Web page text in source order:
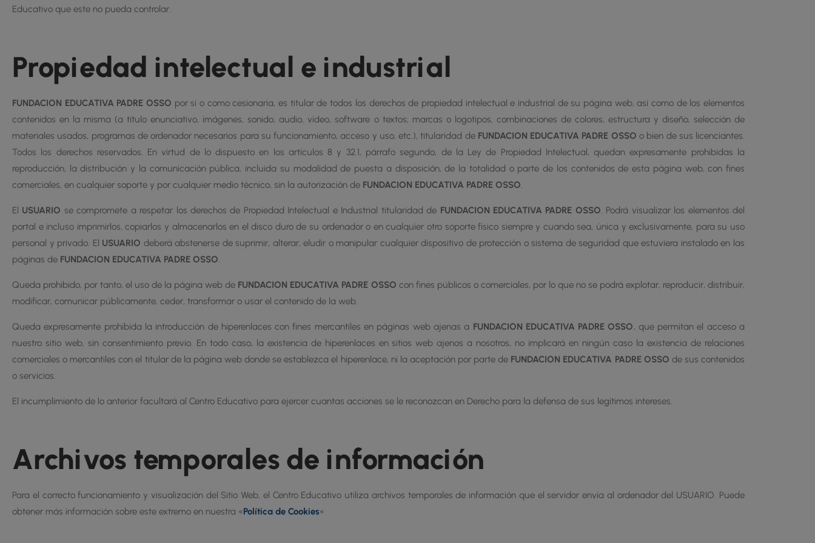
Educativo que este no pueda controlar.
Propiedad intelectual e industrial
FUNDACION EDUCATIVA PADRE OSSO por sí o como cesionaria, es titular de todos los derechos de propiedad intelectual e industrial de su página web, así como de los elementos
contenidos en la misma (a título enunciativo, imágenes, sonido, audio, vídeo, software o textos; marcas o logotipos, combinaciones de colores, estructura y diseño, selección de
materiales usados, programas de ordenador necesarios para su funcionamiento, acceso y uso, etc.), titularidad de FUNDACION EDUCATIVA PADRE OSSO o bien de sus licenciantes.
Todos los derechos reservados. En virtud de lo dispuesto en los artículos 8 y 32.1, párrafo segundo, de la Ley de Propiedad Intelectual, quedan expresamente prohibidas la
reproducción, la distribución y la comunicación pública, incluida su modalidad de puesta a disposición, de la totalidad o parte de los contenidos de esta página web, con fines
comerciales, en cualquier soporte y por cualquier medio técnico, sin la autorización de FUNDACION EDUCATIVA PADRE OSSO
El USUARIO se compromete a respetar los derechos de Propiedad Intelectual e Industrial titularidad de FUNDACION EDUCATIVA PADRE OSSO . Podrá visualizar los elementos del
portal e incluso imprimirlos, copiarlos y almacenarlos en el disco duro de su ordenador o en cualquier otro soporte físico siempre y cuando sea, única y exclusivamente, para su uso
personal y privado. El USUARIO deberá abstenerse de suprimir, alterar, eludir o manipular cualquier dispositivo de protección o sistema de seguridad que estuviera instalado en las
páginas de FUNDACION EDUCATIVA PADRE OSSO
Queda prohibido, por tanto, el uso de la página web de FUNDACION EDUCATIVA PADRE OSSO con fines públicos o comerciales, por lo que no se podrá explotar, reproducir, distribuir,
modificar, comunicar públicamente, ceder, transformar o usar el contenido de la web.
Queda expresamente prohibida la introducción de hiperenlaces con fines mercantiles en páginas web ajenas a FUNDACION EDUCATIVA PADRE OSSO, que permitan el acceso a
nuestro sitio web, sin consentimiento previo. En todo caso, la existencia de hiperenlaces en sitios web ajenos a nosotros, no implicará en ningún caso la existencia de relaciones
comerciales o mercantiles con el titular de la página web donde se establezca el hiperenlace, ni la aceptación por parte de FUNDACION EDUCATIVA PADRE OSSO de sus contenidos
o servicios.
El incumplimiento de lo anterior facultará al Centro Educativo para ejercer cuantas acciones se le reconozcan en Derecho para la defensa de sus legítimos intereses.
Archivos temporales de información
Para el correcto funcionamiento y visualización del Sitio Web, el Centro Educativo utiliza archivos temporales de información que el servidor envía al ordenador del USUARIO. Puede
obtener más información sobre este extremo en nuestra «Política de Cookies«